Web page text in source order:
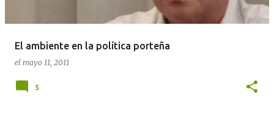
El ambiente en la política porteña
el mayo 11, 2011
5